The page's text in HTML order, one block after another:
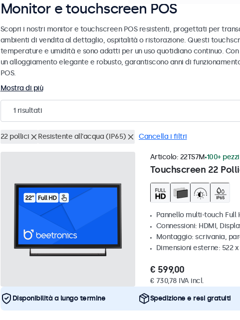
Monitor e touchscreen POS
Scopri i nostri monitor e touchscreen POS resistenti, progettati per
ambienti di vendita al dettaglio, ospitalità o ristorazione. Questi
temperature e umidità e sono adatti per un uso quotidiano continuo.
un alloggiamento elegante e robusto, garantiscono anni di
POS.
Mostra di più
1 risultati
22 pollici Resistente all'acqua (IP65) Cancella i filtri
Touchscreen 22
Articolo: 22TS7M 100+
Pannello multi-touch Full
Connessioni: HDMI,
Montaggio: scrivania,
Dimensioni esterne: 522
€ 599,00
€ 730,78 IVA incl.
Disponibilità a lungo termine Spedizione e resi gratuiti